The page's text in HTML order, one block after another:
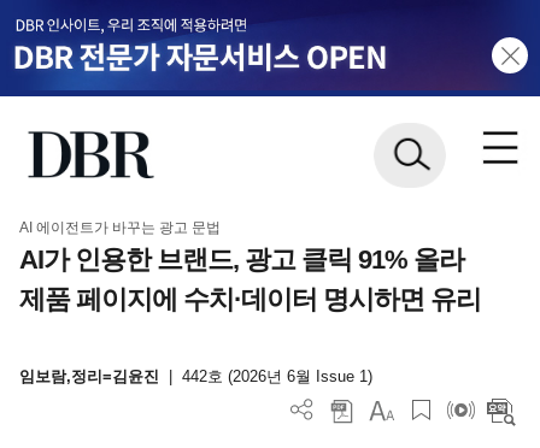
AI 에이전트가 바꾸는 광고 문법
AI가 인용한 브랜드, 광고 클릭 91% 올라
제품 페이지에 수치·데이터 명시하면 유리
임보람,정리=김윤진 442호 (2026년 6월 Issue 1)